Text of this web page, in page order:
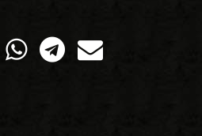
WhatsappTelegramCorreo